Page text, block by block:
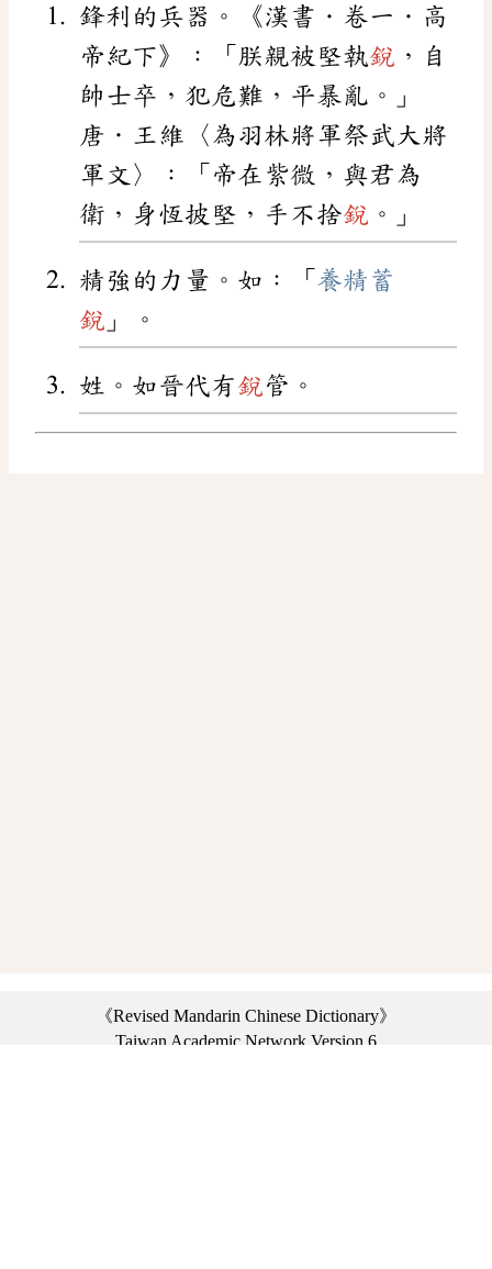
鋒利的兵器。《漢書．卷一．高
帝紀下》：「朕親被堅執銳 ，自
帥士卒，犯危難，平暴亂。」
唐．王維〈為羽林將軍祭武大將
軍文〉：「帝在紫微，與君為
衛，身恆披堅，手不捨銳 。」
精強的力量。如：「 養精蓄
銳 」。
姓。如晉代有銳管。
《Revised Mandarin Chinese Dictionary》
Taiwan Academic Network Version 6